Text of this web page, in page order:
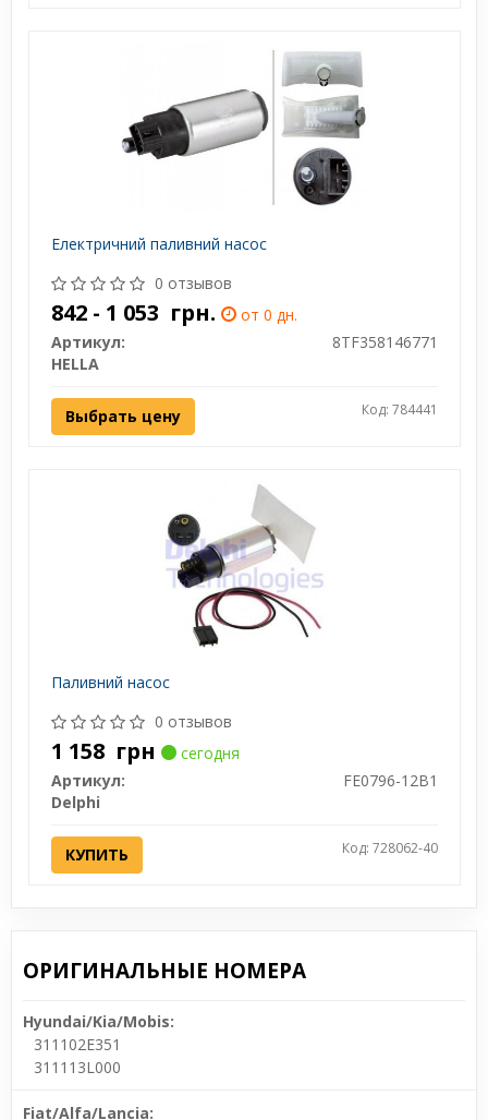
Електричний паливний насос
0 отзывов
842 - 1 053 грн.
от 0 дн.
Артикул:
8TF358146771
HELLA
Выбрать цену Код: 784441
Паливний насос
0 отзывов
1 158 грн
сегодня
Артикул:
FE0796-12B1
Delphi
КУПИТЬ Код: 728062-40
ОРИГИНАЛЬНЫЕ НОМЕРА
Hyundai/Kia/Mobis:
311102E351
311113L000
Fiat/Alfa/Lancia: